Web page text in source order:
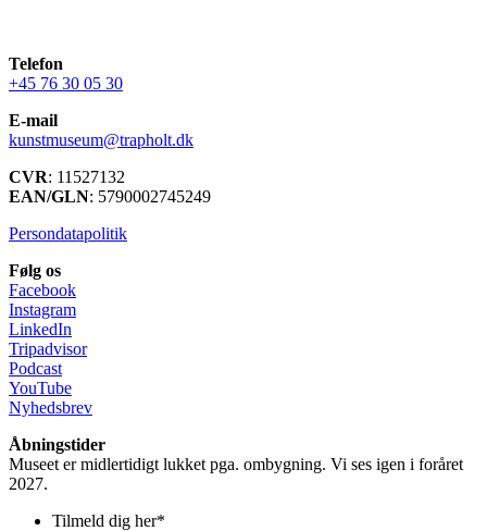
Telefon
+45 76 30 05 30
E-mail
kunstmuseum@trapholt.dk
CVR: 11527132
EAN/GLN: 5790002745249
Persondatapolitik
Følg os
Facebook
Instagram
LinkedIn
Tripadvisor
Podcast
YouTube
Nyhedsbrev
Åbningstider
Museet er midlertidigt lukket pga. ombygning. Vi ses igen i foråret
2027.
Tilmeld dig her*